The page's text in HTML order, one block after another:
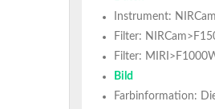
Instrument:
Filter:
Filter:
Bild
Farbinformation: